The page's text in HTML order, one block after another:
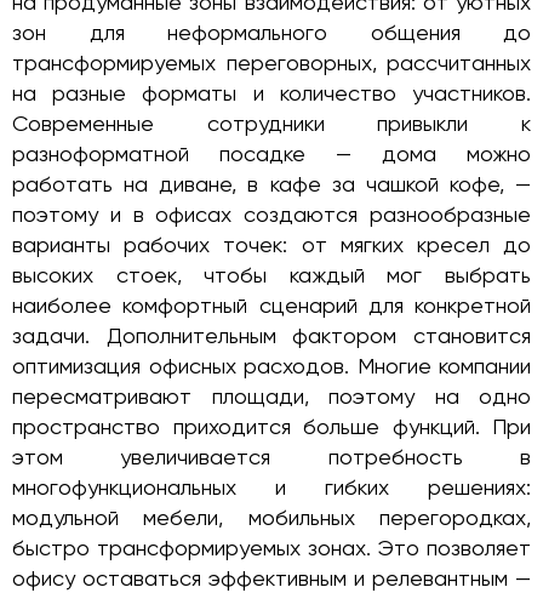
зон для неформального общения до
трансформируемых переговорных, рассчитанных
на разные форматы и количество участников.
Современные сотрудники привыкли к
разноформатной посадке — дома можно
работать на диване, в кафе за чашкой кофе, —
поэтому и в офисах создаются разнообразные
варианты рабочих точек: от мягких кресел до
высоких стоек, чтобы каждый мог выбрать
наиболее комфортный сценарий для конкретной
задачи. Дополнительным фактором становится
оптимизация офисных расходов. Многие компании
пересматривают площади, поэтому на одно
пространство приходится больше функций. При
этом увеличивается потребность в
многофункциональных и гибких решениях:
модульной мебели, мобильных перегородках,
быстро трансформируемых зонах. Это позволяет
офису оставаться эффективным и релевантным —